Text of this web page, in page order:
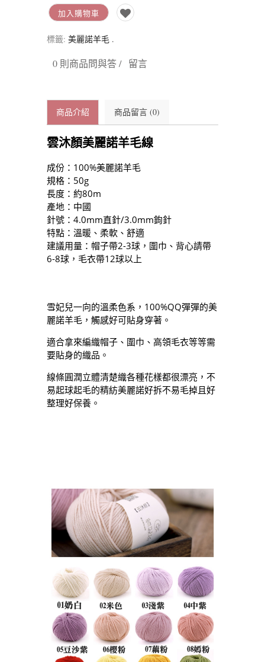
加入購物車
標籤: 美麗諾羊毛 .
0 則商品問與答 / 留言
商品介紹 商品留言 (0)
雲沐顏美麗諾羊毛線
成份：100%美麗諾羊毛
規格：50g
長度：約80m
產地：中國
針號：4.0mm直針/3.0mm鉤針
特點：溫暖、柔軟、舒適
建議用量：帽子帶2-3球，圍巾、背心請帶
6-8球，毛衣帶12球以上
雪妃兒一向的溫柔色系，100%QQ彈彈的美
麗諾羊毛，觸感好可貼身穿著。
適合拿來編織帽子、圍巾、高領毛衣等等需
要貼身的織品。
線條圓潤立體清楚織各種花樣都很漂亮，不
易起球起毛的精紡美麗諾好拆不易毛掉且好
整理好保養。